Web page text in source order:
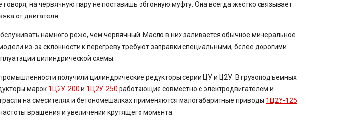
на червячную пару не поставишь обгонную муфту. Она всегда жестко связывает
от двигателя.
намного реже, чем червячный. Масло в них заливается обычное минеральное
из-за склонности к перегреву требуют заправки специальными, более дорогими
цилиндрической схемы.
получили цилиндрические редукторы серии ЦУ и Ц2У. В грузоподъемных
марок 1Ц2У-200 и 1Ц2У-250 работающие совместно с электродвигателем и
на смесителях и бетономешалках применяются малогабаритные приводы 1Ц2У-125
вращения и увеличении крутящего момента.